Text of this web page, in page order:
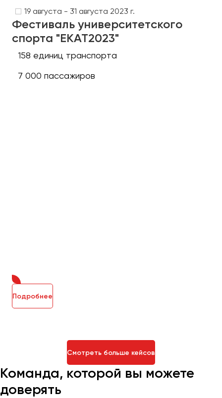
19 августа - 31 августа 2023 г.
Фестиваль университетского
спорта "ЕКАТ2023"
158 единиц транспорта
7 000 пассажиров
Подробнее
Смотреть больше кейсов
Команда, которой вы можете
доверять